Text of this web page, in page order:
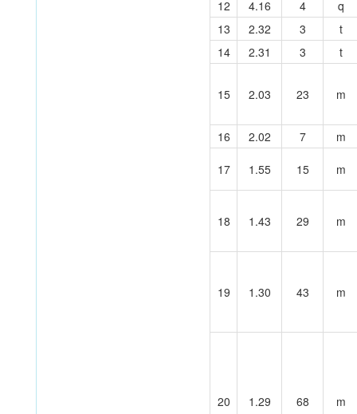
12 4.16 4 q
13 2.32 3 t
14 2.31 3 t
15 2.03 23 m
16 2.02 7 m
17 1.55 15 m
18 1.43 29 m
19 1.30 43 m
20 1.29 68 m